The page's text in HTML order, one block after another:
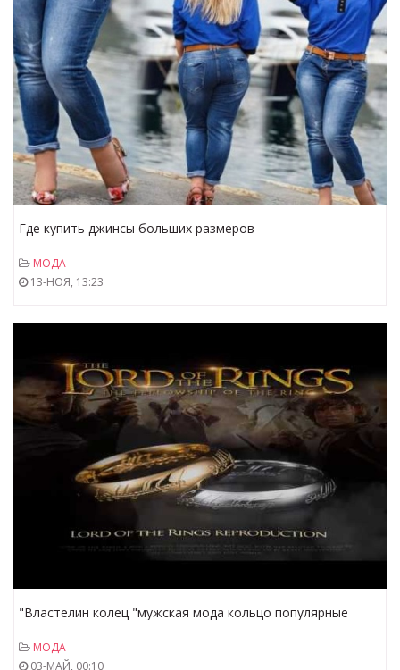
Где купить джинсы больших размеров
МОДА
13-НОЯ, 13:23
"Властелин колец "мужская мода кольцо популярные
МОДА
03-МАЙ, 00:10